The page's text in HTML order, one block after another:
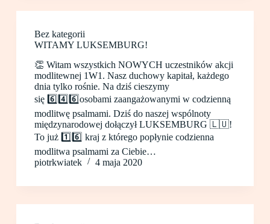
Bez kategorii
WITAMY LUKSEMBURG!
👏 Witam wszystkich NOWYCH uczestników akcji
modlitewnej 1W1. Nasz duchowy kapitał, każdego
dnia tylko rośnie. Na dziś cieszymy
się 6️⃣4️⃣6️⃣osobami zaangażowanymi w codzienną
modlitwę psalmami. Dziś do naszej wspólnoty
międzynarodowej dołączył LUKSEMBURG 🇱🇺!
To już 1️⃣6️⃣ kraj z którego popłynie codzienna
modlitwa psalmami za Ciebie…
piotrkwiatek
4 maja 2020